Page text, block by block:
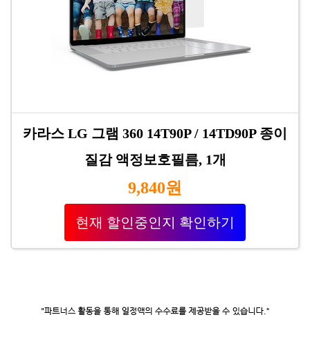
카라스 LG 그램 360 14T90P / 14TD90P 종이
질감 액정보호필름, 1개
9,840원
현재 할인중인지 확인하기